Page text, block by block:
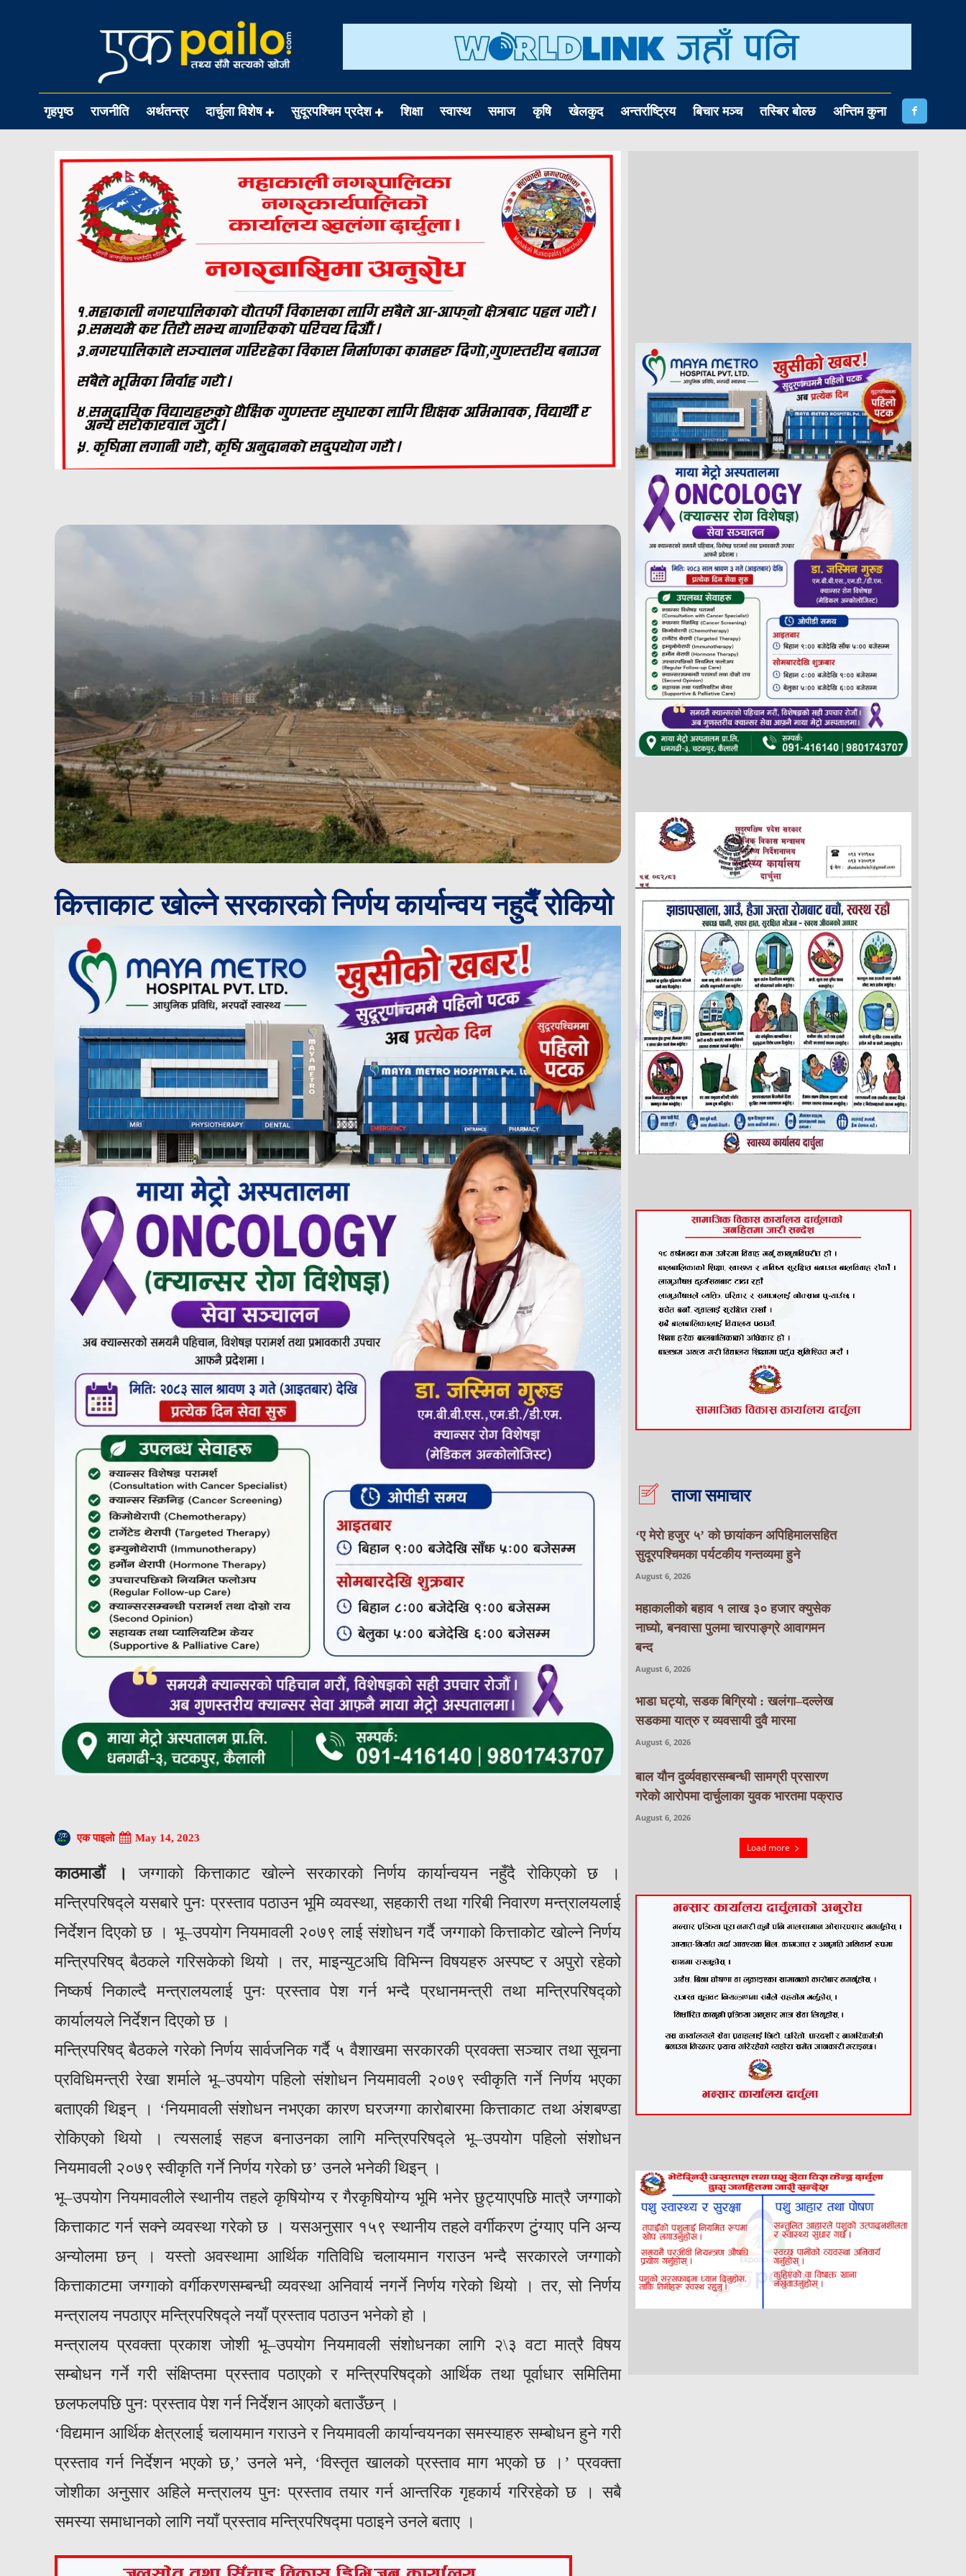
गृहपृष्ठ राजनीति अर्थतन्त्र दार्चुला विशेष सुदूरपश्चिम प्रदेश शिक्षा स्वास्थ समाज कृषि खेलकुद अन्तर्राष्ट्रिय बिचार मञ्च तस्बिर बोल्छ अन्तिम कुना
कित्ताकाट खोल्ने सरकारको निर्णय कार्यान्वय नहुदैँ रोकियो
एक पाइलो May 14, 2023
काठमाडौं ।जग्गाको कित्ताकाट खोल्ने सरकारको निर्णय कार्यान्वयन नहुँदै रोकिएको छ ।
मन्त्रिपरिषद्‍ले यसबारे पुनः प्रस्ताव पठाउन भूमि व्यवस्था, सहकारी तथा गरिबी निवारण मन्त्रालयलाई
निर्देशन दिएको छ । भू–उपयोग नियमावली २०७९ लाई संशोधन गर्दै जग्गाको कित्ताकोट खोल्ने निर्णय
मन्त्रिपरिषद् बैठकले गरिसकेको थियो । तर, माइन्युटअघि विभिन्न विषयहरु अस्पष्ट र अपुरो रहेको
निष्कर्ष निकाल्दै मन्त्रालयलाई पुनः प्रस्ताव पेश गर्न भन्दै प्रधानमन्त्री तथा मन्त्रिपरिषद्‍को
कार्यालयले निर्देशन दिएको छ ।
मन्त्रिपरिषद् बैठकले गरेको निर्णय सार्वजनिक गर्दै ५ वैशाखमा सरकारकी प्रवक्ता सञ्चार तथा सूचना
प्रविधिमन्त्री रेखा शर्माले भू–उपयोग पहिलो संशोधन नियमावली २०७९ स्वीकृति गर्ने निर्णय भएका
बताएकी थिइन् । ‘नियमावली संशोधन नभएका कारण घरजग्गा कारोबारमा कित्ताकाट तथा अंशबण्डा
रोकिएको थियो । त्यसलाई सहज बनाउनका लागि मन्त्रिपरिषद्ले भू–उपयोग पहिलो संशोधन
नियमावली २०७९ स्वीकृति गर्ने निर्णय गरेको छ’ उनले भनेकी थिइन् ।
भू–उपयोग नियमावलीले स्थानीय तहले कृषियोग्य र गैरकृषियोग्य भूमि भनेर छुट्याएपछि मात्रै जग्गाको
कित्ताकाट गर्न सक्ने व्यवस्था गरेको छ । यसअनुसार १५९ स्थानीय तहले वर्गीकरण टुंग्याए पनि अन्य
अन्योलमा छन् । यस्तो अवस्थामा आर्थिक गतिविधि चलायमान गराउन भन्दै सरकारले जग्गाको
कित्ताकाटमा जग्गाको वर्गीकरणसम्बन्धी व्यवस्था अनिवार्य नगर्ने निर्णय गरेको थियो । तर, सो निर्णय
मन्त्रालय नपठाएर मन्त्रिपरिषद्‍ले नयाँ प्रस्ताव पठाउन भनेको हो ।
मन्त्रालय प्रवक्ता प्रकाश जोशी भू–उपयोग नियमावली संशोधनका लागि २\३ वटा मात्रै विषय
सम्बोधन गर्ने गरी संक्षिप्तमा प्रस्ताव पठाएको र मन्त्रिपरिषद्‍को आर्थिक तथा पूर्वाधार समितिमा
छलफलपछि पुनः प्रस्ताव पेश गर्न निर्देशन आएको बताउँछन् ।
‘विद्यमान आर्थिक क्षेत्रलाई चलायमान गराउने र नियमावली कार्यान्वयनका समस्याहरु सम्बोधन हुने गरी
प्रस्ताव गर्न निर्देशन भएको छ,’ उनले भने, ‘विस्तृत खालको प्रस्ताव माग भएको छ ।’ प्रवक्ता
जोशीका अनुसार अहिले मन्त्रालय पुनः प्रस्ताव तयार गर्न आन्तरिक गृहकार्य गरिरहेको छ । सबै
समस्या समाधानको लागि नयाँ प्रस्ताव मन्त्रिपरिषद्‍मा पठाइने उनले बताए ।
ताजा समाचार
‘ए मेरो हजुर ५’ को छायांकन अपिहिमालसहित
सुदूरपश्चिमका पर्यटकीय गन्तव्यमा हुने
August 6, 2026
महाकालीको बहाव १ लाख ३० हजार क्युसेक
नाघ्यो, बनवासा पुलमा चारपाङ्ग्रे आवागमन
बन्द
August 6, 2026
भाडा घट्यो, सडक बिग्रियो : खलंगा–दल्लेख
सडकमा यात्रु र व्यवसायी दुवै मारमा
August 6, 2026
बाल यौन दुर्व्यवहारसम्बन्धी सामग्री प्रसारण
गरेको आरोपमा दार्चुलाका युवक भारतमा पक्राउ
August 6, 2026
Load more